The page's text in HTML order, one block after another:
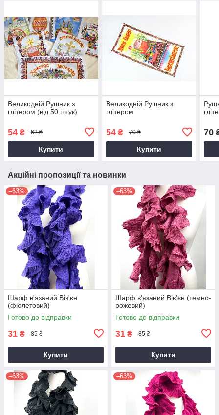
Великодній Рушник з
глітером (від 50 штук)
54 ₴ 62 ₴
Купити
Великодній Рушник з
глітером
54₴ 70 ₴
Купити
70
Акційні пропозиції та новинки
–63%
Шарф в'язаний Вів'єн
(фіолетовий)
Готово до відправки
31 ₴ 85 ₴
Купити
–63%
Шарф в'язаний Вів'єн (темно-
рожевий)
Готово до відправки
31 ₴ 85 ₴
Купити
–63% –63%